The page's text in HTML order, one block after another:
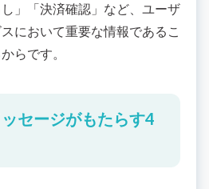
し」「決済確認」など、ユーザ
において重要な情報であるこ
らです。
セージがもたらす4